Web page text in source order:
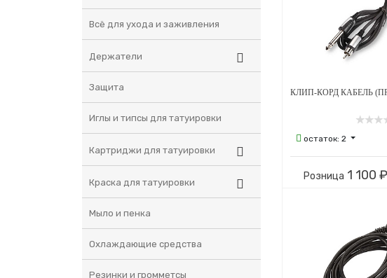
Всё для ухода и заживления
Держатели
Защита
Иглы и типсы для татуировки
Картриджи для татуировки
Краска для татуировки
Мыло и пенка
Охлаждающие средства
Резинки и громметсы
остаток: 2
Розница 1 100 ₽